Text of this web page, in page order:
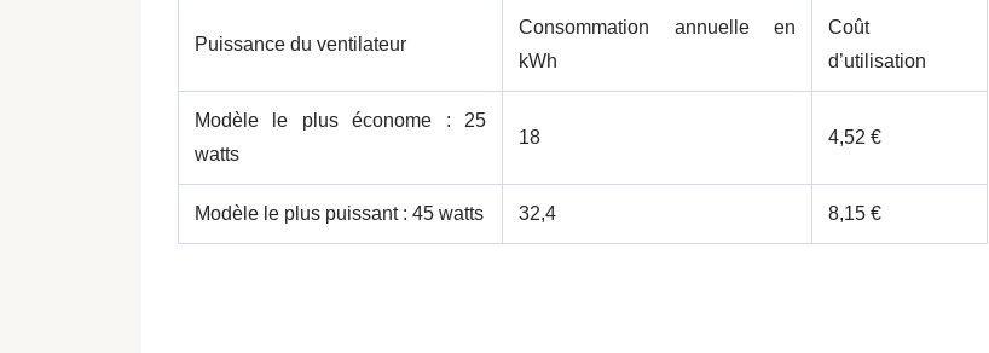
Puissance du ventilateur
Consommation annuelle en
kWh
Coût
d’utilisation
Modèle le plus économe : 25
watts
18 4,52 €
Modèle le plus puissant : 45 watts 32,4 8,15 €